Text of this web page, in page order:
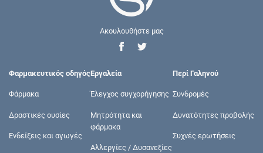
Ακουλουθήστε μας
Φαρμακευτικός οδηγός
Φάρμακα
Δραστικές ουσίες
Ενδείξεις και αγωγές
Εργαλεία
Έλεγχος συγχορήγησης
Μητρότητα και
φάρμακα
Αλλεργίες / Δυσανεξίες
Περί Γαληνού
Συνδρομές
Δυνατότητες προβολής
Συχνές ερωτήσεις